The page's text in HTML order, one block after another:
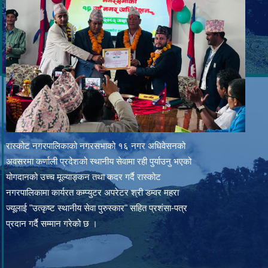
रास्कोट नगरपालिकाको नगरसभाको १६ नगर अधिवेसनको
अवसरमा कर्णाली प्रदेशको स्थानीय सेवामा रही पुर्याउनु भएको
योगदानको उच्च मूल्याङ्कन तथा कदर गर्दै रास्कोट
नगरपालिकामा कार्यरत कम्प्युटर अपरेटर श्री डम्वर महरा
ज्यूलाई "उत्कृष्ट स्थानीय सेवा पुरुस्कार" सहित प्रशंसा-पत्र
प्रदान गर्दै सम्मान गरेको छ ।